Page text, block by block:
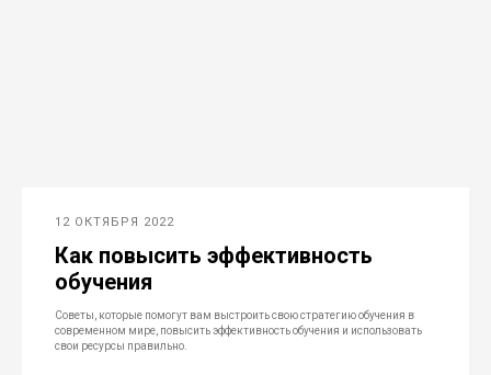
12 ОКТЯБРЯ 2022
Как повысить эффективность
обучения
Советы, которые помогут вам выстроить свою стратегию обучения в
современном мире, повысить эффективность обучения и использовать
свои ресурсы правильно.